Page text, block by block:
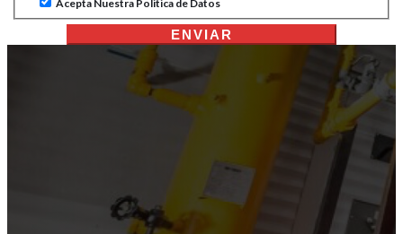
Acepta Nuestra Politica de Datos
ENVIAR